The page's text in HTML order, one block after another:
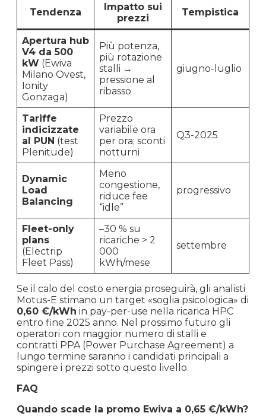
Tendenza
Impatto sui
prezzi
Tempistica
Apertura hub
V4 da 500
kW (Ewiva
Milano Ovest,
Ionity
Gonzaga)
Più potenza,
più rotazione
stalli →
pressione al
ribasso
giugno-luglio
Tariffe
indicizzate
al PUN (test
Plenitude)
Prezzo
variabile ora
per ora; sconti
notturni
Q3-2025
Dynamic
Load
Balancing
Meno
congestione,
riduce fee
“idle”
progressivo
Fleet-only
plans
(Electrip
Fleet Pass)
–30 % su
ricariche > 2
000
kWh/mese
settembre
Se il calo del costo energia proseguirà, gli analisti
Motus-E stimano un target «soglia psicologica» di
0,60 €/kWh in pay-per-use nella ricarica HPC
entro fine 2025 anno. Nel prossimo futuro gli
operatori con maggior numero di stalli e
contratti PPA (Power Purchase Agreement) a
lungo termine saranno i candidati principali a
spingere i prezzi sotto questo livello.
FAQ
Quando scade la promo Ewiva a 0,65 €/kWh?